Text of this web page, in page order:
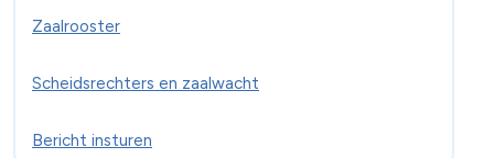
Zaalrooster
Scheidsrechters en zaalwacht
Bericht insturen